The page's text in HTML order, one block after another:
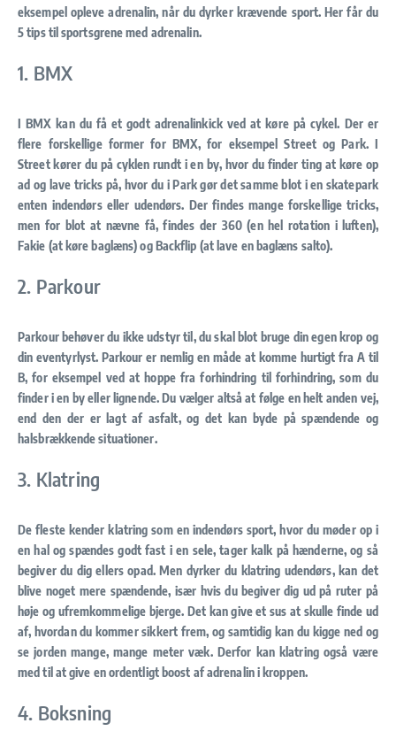
eksempel opleve adrenalin, når du dyrker krævende sport. Her får du
5 tips til sportsgrene med adrenalin.
1. BMX
I BMX kan du få et godt adrenalinkick ved at køre på cykel. Der er
flere forskellige former for BMX, for eksempel Street og Park. I
Street kører du på cyklen rundt i en by, hvor du finder ting at køre op
ad og lave tricks på, hvor du i Park gør det samme blot i en skatepark
enten indendørs eller udendørs. Der findes mange forskellige tricks,
men for blot at nævne få, findes der 360 (en hel rotation i luften),
Fakie (at køre baglæns) og Backflip (at lave en baglæns salto).
2. Parkour
Parkour behøver du ikke udstyr til, du skal blot bruge din egen krop og
din eventyrlyst. Parkour er nemlig en måde at komme hurtigt fra A til
B, for eksempel ved at hoppe fra forhindring til forhindring, som du
finder i en by eller lignende. Du vælger altså at følge en helt anden vej,
end den der er lagt af asfalt, og det kan byde på spændende og
halsbrækkende situationer.
3. Klatring
De fleste kender klatring som en indendørs sport, hvor du møder op i
en hal og spændes godt fast i en sele, tager kalk på hænderne, og så
begiver du dig ellers opad. Men dyrker du klatring udendørs, kan det
blive noget mere spændende, især hvis du begiver dig ud på ruter på
høje og ufremkommelige bjerge. Det kan give et sus at skulle finde ud
af, hvordan du kommer sikkert frem, og samtidig kan du kigge ned og
se jorden mange, mange meter væk. Derfor kan klatring også være
med til at give en ordentligt boost af adrenalin i kroppen.
4. Boksning